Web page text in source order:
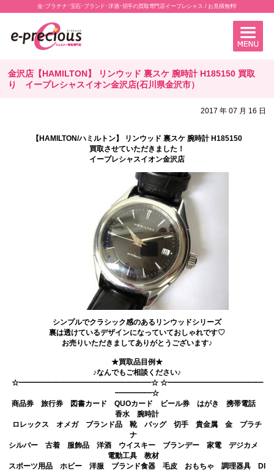
金･プラチナ･宝石･ブランド･洋酒･切手の買取専門店イープレシャス / お見積無料!
金沢店【HAMILTON】 リンウッド 裏スケ 腕時計 H185150 買取
り イープレシャスイオン金沢店(石川県金沢市）
2017 年 07 月 16 日
【HAMILTON/ハミルトン】 リンウッド 裏スケ 腕時計 H185150
買取させていただきました！
イープレシャスイオン金沢店
シンプルでクラシック感のあるリンウッドシリーズ
裏は透けているデザインになっていておしゃれです♡
お売りいただきましてありがとうございます♪
★買取品目例★
♪なんでもご相談ください♪
☆━━━━━━━━━━━━━━━━━━☆ ☆━━━━━━━━━━━━━
━━━━━☆
商品券 旅行券 図書カード QUOカード ビール券 はがき 携帯電話
香水 腕時計
ロレックス オメガ ブランド品 靴 バッグ 切手 貴金属 金 プラチ
ナ
シルバー 古着 服飾品 洋酒 ウイスキー ブランデー 家電 デジカメ
電動工具 教材
スポーツ用品 ホビー 洋服 ブランド食器 毛皮 おもちゃ 調理器具 DI